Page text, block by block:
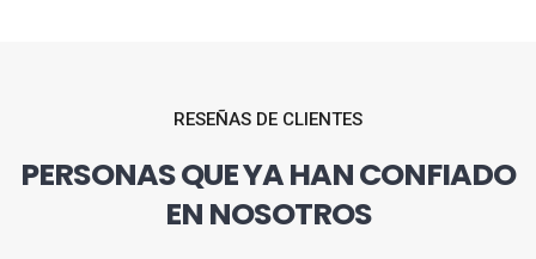
RESEÑAS DE CLIENTES
PERSONAS QUE YA HAN CONFIADO
EN NOSOTROS